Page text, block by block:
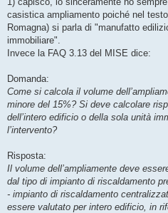
casistica ampliamento poiché nel
Romagna) si parla di "manufatto
immobiliare".
Invece la FAQ 3.13 del MISE dice:
Domanda:
Come si calcola il volume
minore del 15%? Si deve calcolare
dell’intero edificio o della sola unità
l’intervento?
Risposta:
Il volume dell’ampliamente deve
dal tipo di impianto di riscaldamento
- impianto di riscaldamento
essere valutato per intero edificio, in